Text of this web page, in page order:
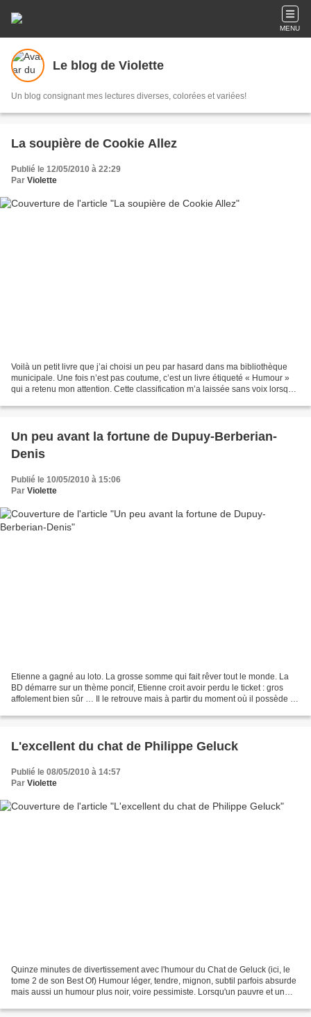
MENU
Le blog de Violette
Un blog consignant mes lectures diverses, colorées et variées!
La soupière de Cookie Allez
Publié le 12/05/2010 à 22:29
Par Violette
Voilà un petit livre que j’ai choisi un peu par hasard dans ma bibliothèque
municipale. Une fois n’est pas coutume, c’est un livre étiqueté « Humour »
qui a retenu mon attention. Cette classification m’a laissée sans voix lorsque
Un peu avant la fortune de Dupuy-Berberian-
Denis
Publié le 10/05/2010 à 15:06
Par Violette
Etienne a gagné au loto. La grosse somme qui fait rêver tout le monde. La
BD démarre sur un thème poncif, Etienne croit avoir perdu le ticket : gros
affolement bien sûr … Il le retrouve mais à partir du moment où il possède ce
L'excellent du chat de Philippe Geluck
Publié le 08/05/2010 à 14:57
Par Violette
Quinze minutes de divertissement avec l'humour du Chat de Geluck (ici, le
tome 2 de son Best Of) Humour léger, tendre, mignon, subtil parfois absurde
mais aussi un humour plus noir, voire pessimiste. Lorsqu'un pauvre et un